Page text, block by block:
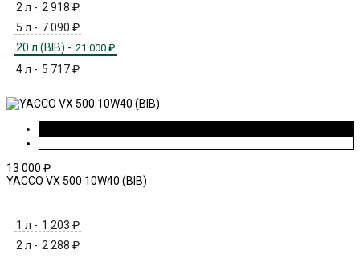
2 л - 2 918 ₽
5 л - 7 090 ₽
20 л (BIB) - 21 000 ₽
4 л - 5 717 ₽
13 000 ₽
YACCO VX 500 10W40 (BIB)
1 л - 1 203 ₽
2 л - 2 288 ₽